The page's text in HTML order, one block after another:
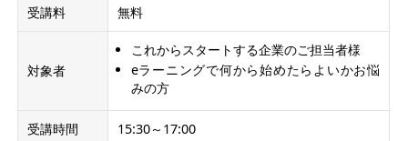
受講料 無料
対象者
これからスタートする企業のご担当者様
eラーニングで何から始めたらよいかお悩
みの方
受講時間 15:30～17:00